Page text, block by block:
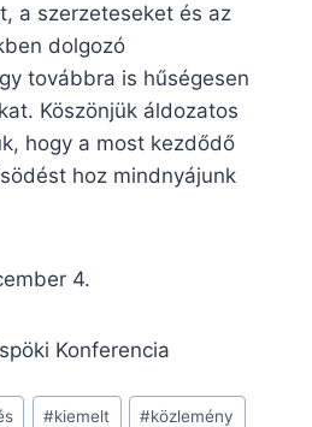
a szerzeteseket és az
dolgozó
továbbra is hűségesen
Köszönjük áldozatos
hogy a most kezdődő
hoz mindnyájunk
4.
Konferencia
#kiemelt #közlemény